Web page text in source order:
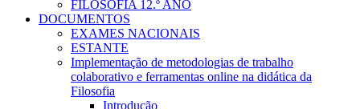
FILOSOFIA 12.º ANO
DOCUMENTOS
EXAMES NACIONAIS
ESTANTE
Implementação de metodologias de trabalho
colaborativo e ferramentas online na didática da
Filosofia
Introdução